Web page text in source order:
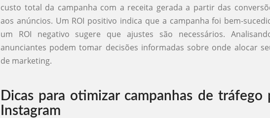
custo total da campanha com a receita gerada a partir das
aos anúncios. Um ROI positivo indica que a campanha foi bem-
um ROI negativo sugere que ajustes são necessários.
anunciantes podem tomar decisões informadas sobre onde alocar
de marketing.
Dicas para otimizar campanhas de tráfego
Instagram